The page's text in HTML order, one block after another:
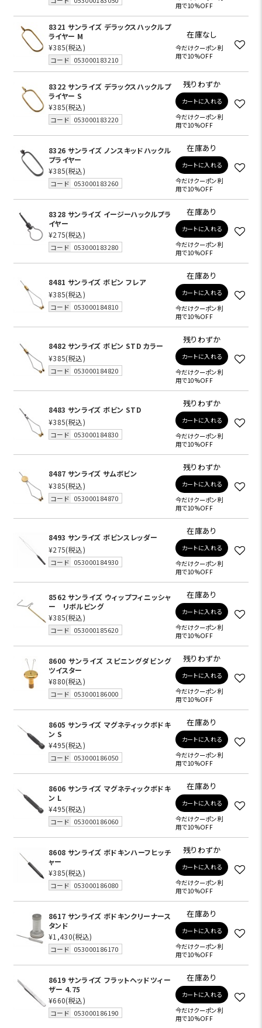
用で10%OFF
8321 サンライズ デラックスハックルプ
ライヤー M
¥385(税込)
コード 053000183210
在庫なし
今だけクーポン利
用で10%OFF
8322 サンライズ デラックスハックルプ
ライヤー S
¥385(税込)
コード 053000183220
残りわずか
カートに入れる
今だけクーポン利
用で10%OFF
8326 サンライズ ノンスキッドハックル
プライヤー
¥385(税込)
コード 053000183260
在庫あり
カートに入れる
今だけクーポン利
用で10%OFF
8328 サンライズ イージーハックルプラ
イヤー
¥275(税込)
コード 053000183280
在庫あり
カートに入れる
今だけクーポン利
用で10%OFF
8481 サンライズ ボビン フレア
¥385(税込)
コード 053000184810
在庫あり
カートに入れる
今だけクーポン利
用で10%OFF
8482 サンライズ ボビン STD カラー
¥385(税込)
コード 053000184820
残りわずか
カートに入れる
今だけクーポン利
用で10%OFF
8483 サンライズ ボビン STD
¥385(税込)
コード 053000184830
残りわずか
カートに入れる
今だけクーポン利
用で10%OFF
8487 サンライズ サムボビン
¥385(税込)
コード 053000184870
残りわずか
カートに入れる
今だけクーポン利
用で10%OFF
8493 サンライズ ボビンスレッダー
¥275(税込)
コード 053000184930
在庫あり
カートに入れる
今だけクーポン利
用で10%OFF
8562 サンライズ ウィップフィニッシャ
ー リボルビング
¥385(税込)
コード 053000185620
在庫あり
カートに入れる
今だけクーポン利
用で10%OFF
8600 サンライズ スピニングダビング
ツイスター
¥880(税込)
コード 053000186000
残りわずか
カートに入れる
今だけクーポン利
用で10%OFF
8605 サンライズ マグネティックボドキ
ン S
¥495(税込)
コード 053000186050
在庫あり
カートに入れる
今だけクーポン利
用で10%OFF
8606 サンライズ マグネティックボドキ
ン L
¥495(税込)
コード 053000186060
在庫あり
カートに入れる
今だけクーポン利
用で10%OFF
8608 サンライズ ボドキンハーフヒッチ
ャー
¥385(税込)
コード 053000186080
残りわずか
カートに入れる
今だけクーポン利
用で10%OFF
8617 サンライズ ボドキンクリーナース
タンド
¥1,430(税込)
コード 053000186170
在庫あり
カートに入れる
今だけクーポン利
用で10%OFF
8619 サンライズ フラットヘッドツィー
ザー 4.75
¥660(税込)
コード 053000186190
在庫あり
カートに入れる
今だけクーポン利
用で10%OFF